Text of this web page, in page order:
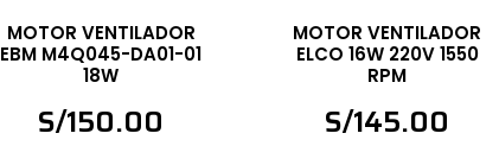
MOTOR VENTILADOR
EBM M4Q045-DA01-01
18W
S/150.00
MOTOR VENTILADOR
ELCO 16W 220V 1550
RPM
S/145.00